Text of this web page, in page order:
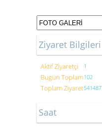
Ziyaret Bilgileri
Aktif Ziyaretçi 1
Bugün Toplam102
Toplam Ziyaret541487
Saat